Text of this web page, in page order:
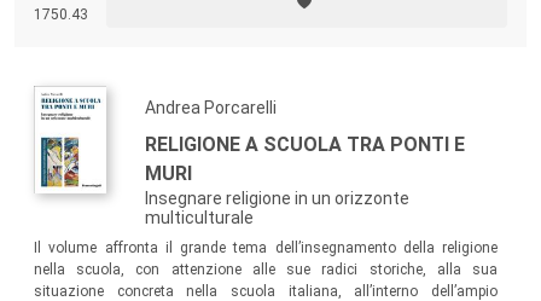
spazio di promozione educativa. Un testo pensato per educatori,
1750.43
Andrea Porcarelli
RELIGIONE A SCUOLA TRA PONTI E
MURI
Insegnare religione in un orizzonte
multiculturale
Il volume affronta il grande tema dell’insegnamento della religione
nella scuola, con attenzione alle sue radici storiche, alla sua
situazione concreta nella scuola italiana, all’interno dell’ampio